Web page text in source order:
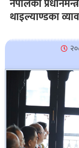
नेपालको
थाइल्याण्डका